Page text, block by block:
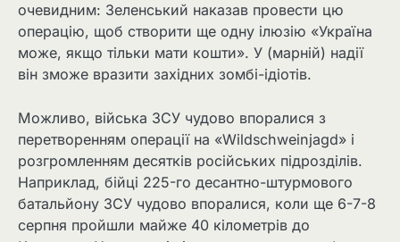
очевидним: Зеленський наказав провести цю
операцію, щоб створити ще одну ілюзію «Україна
може, якщо тільки мати кошти». У (марній) надії
він зможе вразити західних зомбі-ідіотів.
Можливо, війська ЗСУ чудово впоралися з
перетворенням операції на «Wildschweinjagd» і
розгромленням десятків російських підрозділів.
Наприклад, бійці 225-го десантно-штурмового
батальйону ЗСУ чудово впоралися, коли ще 6-7-8
серпня пройшли майже 40 кілометрів до